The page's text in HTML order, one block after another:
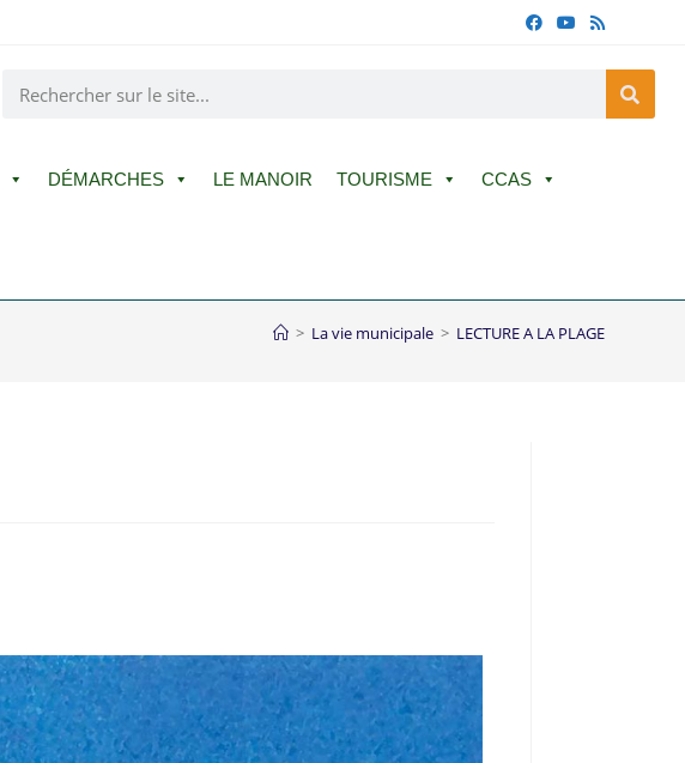
DÉMARCHES LE MANOIR TOURISME CCAS
> La vie municipale > LECTURE A LA PLAGE